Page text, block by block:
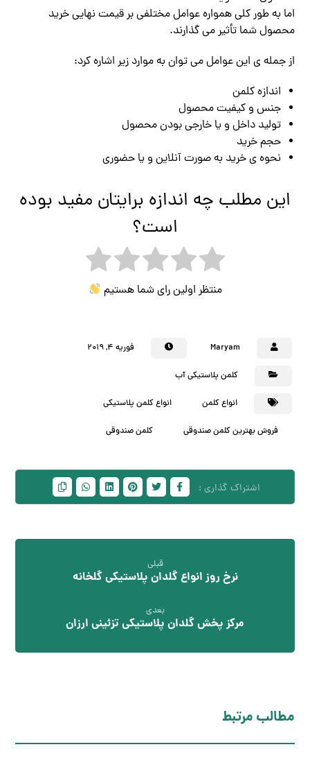
اما به طور کلی همواره عوامل مختلفی بر قیمت نهایی خرید
محصول شما تأثیر می گذارند.
از جمله ی این عوامل می توان به موارد زیر اشاره کرد:
اندازه کلمن
جنس و کیفیت محصول
تولید داخل و یا خارجی بودن محصول
حجم خرید
نحوه ی خرید به صورت آنلاین و یا حضوری
این مطلب چه اندازه برایتان مفید بوده
است؟
منتظر اولین رای شما هستیم
Maryam فوریه ۴, ۲۰۱۹
کلمن پلاستیکی آب
انواع کلمن انواع کلمن پلاستیکی
فروش بهترین کلمن صندوقی کلمن صندوقی
قبلی
نرخ روز انواع گلدان پلاستیکی گلخانه
بعدی
مرکز پخش گلدان پلاستیکی تزئینی ارزان
مطالب مرتبط